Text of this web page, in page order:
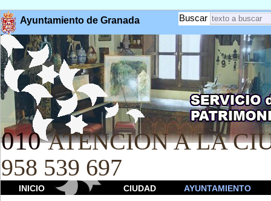
Ayuntamiento de Granada Buscar
010 ATENCION A LA
958 539 697
INICIO CIUDAD AYUNTAMIENTO